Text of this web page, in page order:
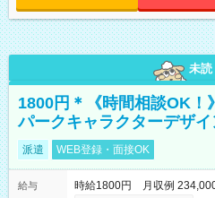
未読
1800円＊《時間相談OK！
パークキャラクターデザ
派遣 WEB登録・面接OK
給与
時給1800円 月収例